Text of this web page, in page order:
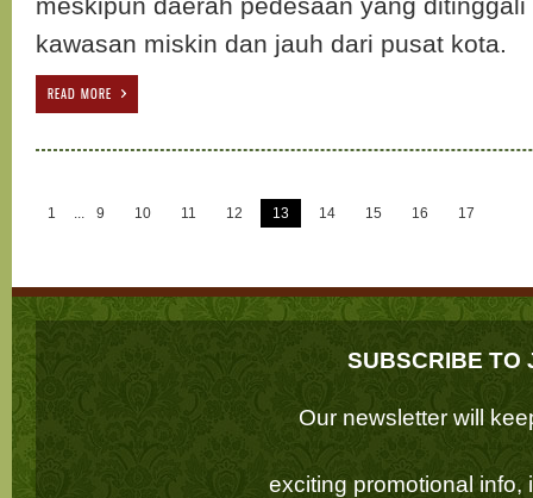
kawasan miskin dan jauh dari pusat kota.
READ MORE
1 9 10 11 12 13 14 15 16 17
SUBSCRIBE TO
Our newsletter will
exciting promotional info,